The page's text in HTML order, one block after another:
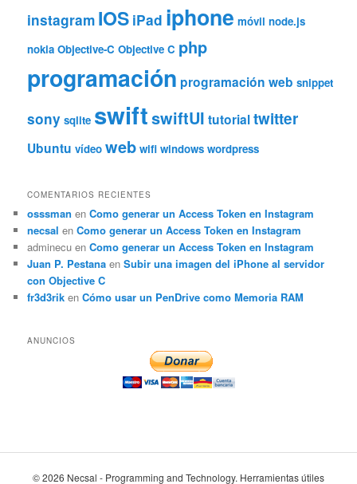
instagram IOS iPad iphone móvil node.js
nokia Objective-C Objective C php
programación programación web snippet
sony sqlite swiftswiftUI tutorialtwitter
Ubuntu vídeo web wifi windows wordpress
COMENTARIOS RECIENTES
osssman enComo generar un Access Token en Instagram
necsal enComo generar un Access Token en Instagram
adminecu enComo generar un Access Token en Instagram
Juan P. Pestana enSubir una imagen del iPhone al servidor
con Objective C
fr3d3rik enCómo usar un PenDrive como Memoria RAM
ANUNCIOS
© 2026 Necsal - Programming and Technology. Herramientas útiles